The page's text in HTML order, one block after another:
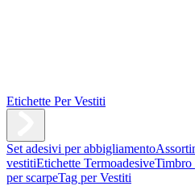
Etichette Per Vestiti
Set adesivi per abbigliamento
vestitiEtichette TermoadesiveTimbro
per scarpeTag per Vestiti